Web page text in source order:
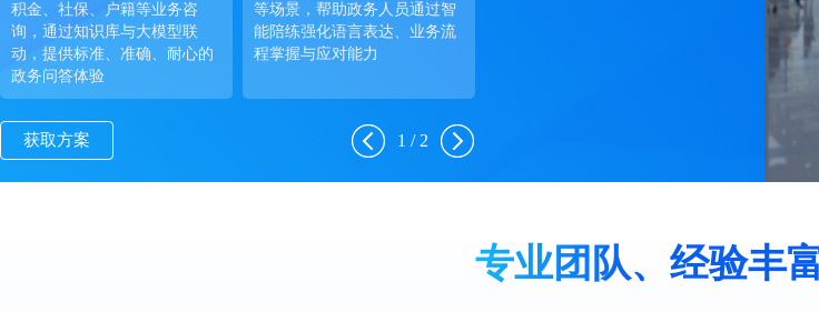
积金、社保、户籍等业务咨
询，通过知识库与大模型联
动，提供标准、准确、耐心的
政务问答体验
等场景，帮助政务人员通过智
能陪练强化语言表达、业务流
程掌握与应对能力
获取方案 1 / 2
专业团队、经验丰